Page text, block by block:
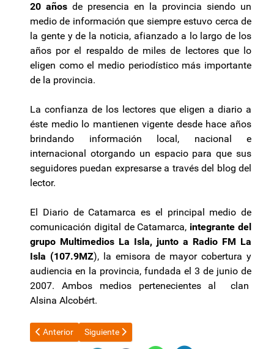
20 años de presencia en la provincia siendo un
medio de información que siempre estuvo cerca de
la gente y de la noticia, afianzado a lo largo de los
años por el respaldo de miles de lectores que lo
eligen como el medio periodístico más importante
de la provincia.
La confianza de los lectores que eligen a diario a
éste medio lo mantienen vigente desde hace años
brindando información local, nacional e
internacional otorgando un espacio para que sus
seguidores puedan expresarse a través del blog del
lector.
El Diario de Catamarca es el principal medio de
comunicación digital de Catamarca, integrante del
grupo Multimedios La Isla, junto a Radio FM La
Isla (107.9MZ), la emisora de mayor cobertura y
audiencia en la provincia, fundada el 3 de junio de
2007. Ambos medios pertenecientes al clan
Alsina Alcobért.
Artículo anterior: Según Ctera, "El inicio de clases depende de
Anterior Artículo siguiente: San Valentín: ¿Por qué se
Siguiente